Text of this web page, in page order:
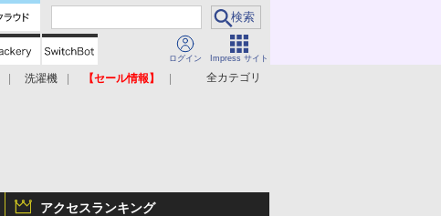
ログイン Impress サイト
全カテゴリ
洗濯機
【セール情報】
アクセスランキング